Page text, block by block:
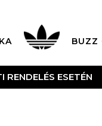
BUZZ
ESETÉN